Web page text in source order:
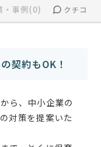
・事例(0) クチコミ
契約もOK！
ら、中小企業の
対策を提案いた